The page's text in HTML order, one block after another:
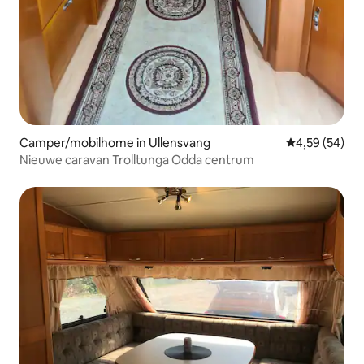
Camper/mobilhome in Ullensvang Gemiddelde
4,59 (54)
Nieuwe caravan Trolltunga Odda centrum